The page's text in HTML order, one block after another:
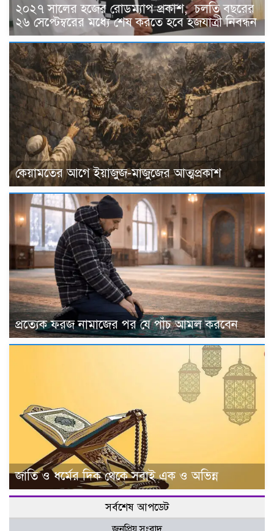
২০২৭ সালের হজের রোডম্যাপ প্রকাশ, চলতি বছরের
২৬ সেপ্টেম্বরের মধ্যে শেষ করতে হবে হজযাত্রী নিবন্ধন
কেয়ামতের আগে ইয়াজুজ-মাজুজের আত্মপ্রকাশ
প্রত্যেক ফরজ নামাজের পর যে পাঁচ আমল করবেন
জাতি ও ধর্মের দিক থেকে সবাই এক ও অভিন্ন
সর্বশেষ আপডেট